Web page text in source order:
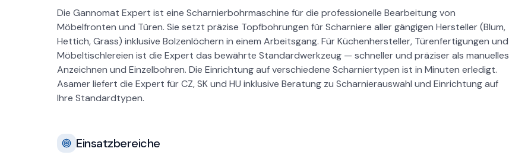
Die Gannomat Expert ist eine Scharnierbohrmaschine für die professionelle Bearbeitung von
Möbelfronten und Türen. Sie setzt präzise Topfbohrungen für Scharniere aller gängigen Hersteller (Blum,
Hettich, Grass) inklusive Bolzenlöchern in einem Arbeitsgang. Für Küchenhersteller, Türenfertigungen und
Möbeltischlereien ist die Expert das bewährte Standardwerkzeug — schneller und präziser als manuelles
Anzeichnen und Einzelbohren. Die Einrichtung auf verschiedene Scharniertypen ist in Minuten erledigt.
Asamer liefert die Expert für CZ, SK und HU inklusive Beratung zu Scharnierauswahl und Einrichtung auf
Ihre Standardtypen.
Einsatzbereiche